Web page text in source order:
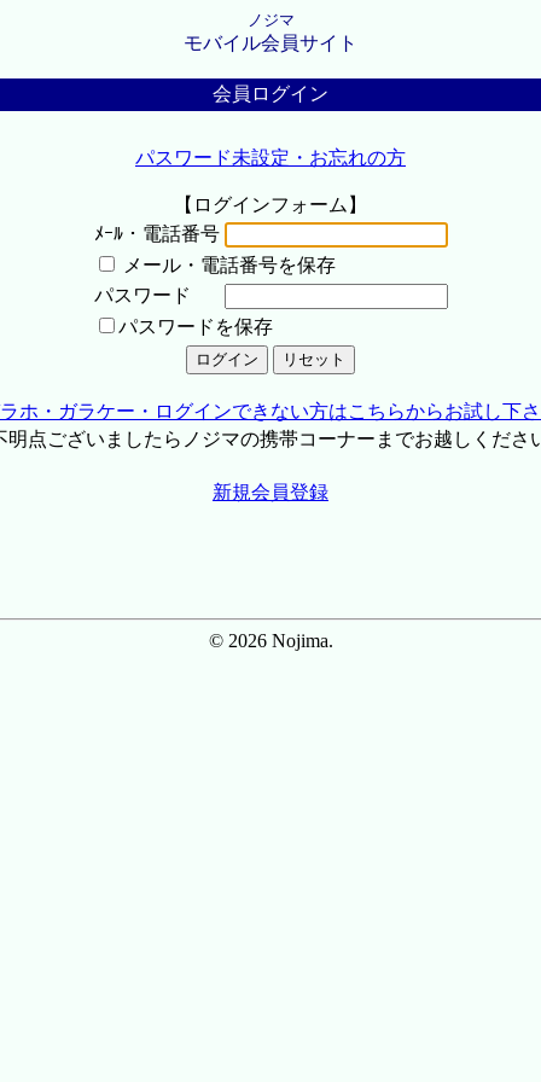
ノジマ
モバイル会員サイト
会員ログイン
パスワード未設定・お忘れの方
【ログインフォーム】
ﾒｰﾙ・電話番号
メール・電話番号を保存
パスワード
パスワードを保存
ホ・ガラケー・ログインできない方はこちらからお試し下
点ございましたらノジマの携帯コーナーまでお越しくださ
新規会員登録
© 2026 Nojima.